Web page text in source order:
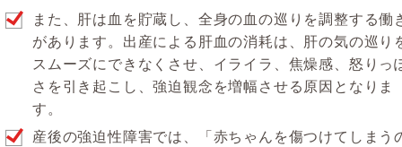
また、肝は血を貯蔵し、全身の血の巡りを調整する働
があります。出産による肝血の消耗は、肝の気の巡り
スムーズにできなくさせ、イライラ、焦燥感、怒りっ
さを引き起こし、強迫観念を増幅させる原因となりま
す。
産後の強迫性障害では、「赤ちゃんを傷つけてしまう